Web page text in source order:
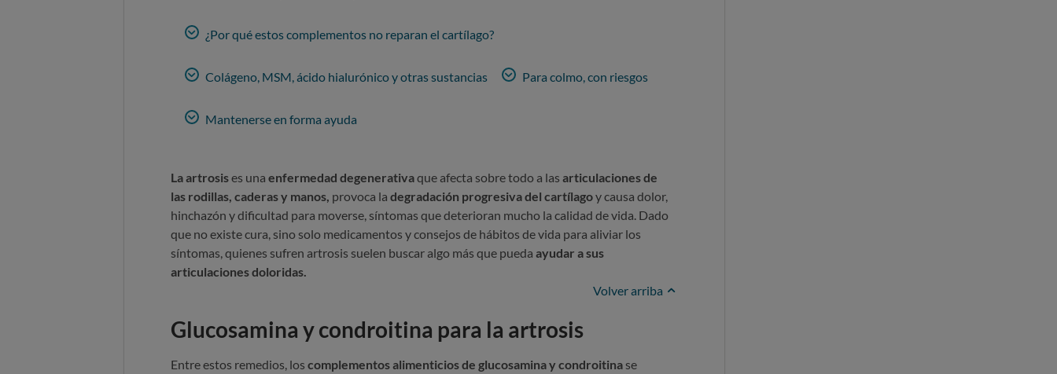
¿Por qué estos complementos no reparan el cartílago?
Colágeno, MSM, ácido hialurónico y otras sustancias Para colmo, con riesgos
Mantenerse en forma ayuda
La artrosises una enfermedad degenerativaque afecta sobre todo a las articulaciones de
las rodillas, caderas y manos, provoca la degradación progresiva del cartílagoy causa dolor,
hinchazón y dificultad para moverse, síntomas que deterioran mucho la calidad de vida. Dado
que no existe cura, sino solo medicamentos y consejos de hábitos de vida para aliviar los
síntomas, quienes sufren artrosis suelen buscar algo más que pueda ayudar a sus
articulaciones doloridas.
Volver arriba
Glucosamina y condroitina para la artrosis
Entre estos remedios, los complementos alimenticios de glucosamina y condroitinase